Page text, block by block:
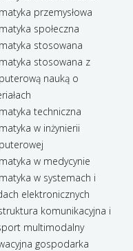
przemysłowa
społeczna
stosowana
stosowana z
nauką o
techniczna
w inżynierii
w medycynie
w systemach i
elektronicznych
komunikacyjna i
multimodalny
gospodarka